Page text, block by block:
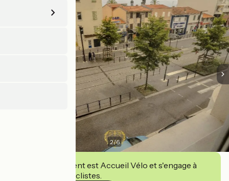
2/6
Cet établissement est Accueil Vélo et s'engage à
accueillir des cyclistes.